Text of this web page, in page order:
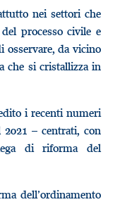
nei settori che
processo civile e
osservare, da vicino
che si cristallizza in
i recenti numeri
– centrati, con
di riforma del
dell’ordinamento